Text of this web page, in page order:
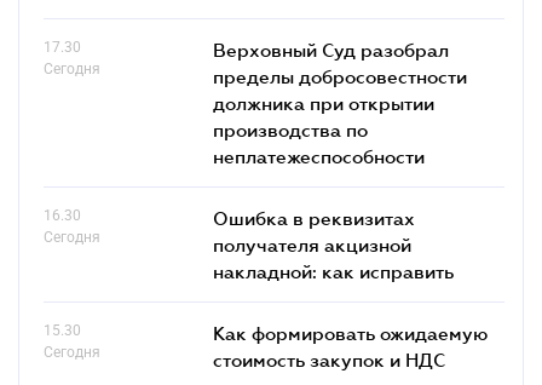
17.30
Сегодня
Верховный Суд разобрал
пределы добросовестности
должника при открытии
производства по
неплатежеспособности
16.30
Сегодня
Ошибка в реквизитах
получателя акцизной
накладной: как исправить
15.30
Сегодня
Как формировать ожидаемую
стоимость закупок и НДС